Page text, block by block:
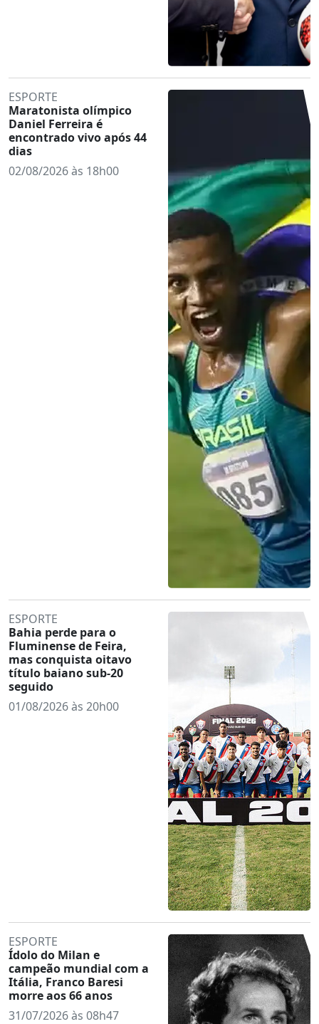
ESPORTE
Maratonista olímpico
Daniel Ferreira é
encontrado vivo após 44
dias
02/08/2026 às 18h00
ESPORTE
Bahia perde para o
Fluminense de Feira,
mas conquista oitavo
título baiano sub-20
seguido
01/08/2026 às 20h00
ESPORTE
Ídolo do Milan e
campeão mundial com a
Itália, Franco Baresi
morre aos 66 anos
31/07/2026 às 08h47